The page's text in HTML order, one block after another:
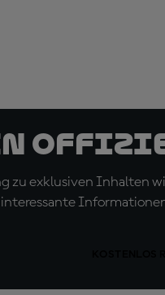
zu exklusiven Inhalten
interessante